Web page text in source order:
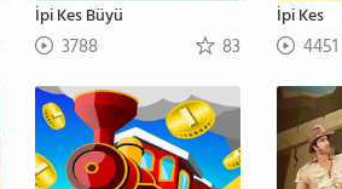
İpi Kes Büyü
3788 83
İpi Kes
4451